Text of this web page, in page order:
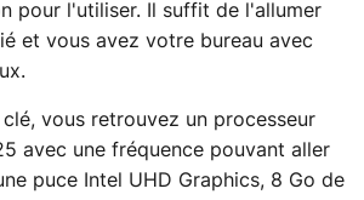
pour l'utiliser. Il suffit de l'allumer
et vous avez votre bureau avec
vous retrouvez un processeur
avec une fréquence pouvant aller
puce Intel UHD Graphics, 8 Go de